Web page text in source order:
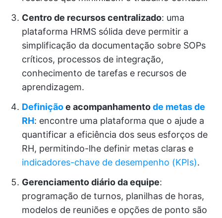
Centro de recursos centralizado: uma
plataforma HRMS sólida deve permitir a
simplificação da documentação sobre SOPs
críticos, processos de integração,
conhecimento de tarefas e recursos de
aprendizagem.
Definiçãoe acompanhamentode metas de
RH: encontre uma plataforma que o ajude a
quantificar a eficiência dos seus esforços de
RH, permitindo-lhe definir metas claras e
indicadores-chave de desempenho (KPIs).
Gerenciamento diário da equipe:
programação de turnos, planilhas de horas,
modelos de reuniões e opções de ponto são